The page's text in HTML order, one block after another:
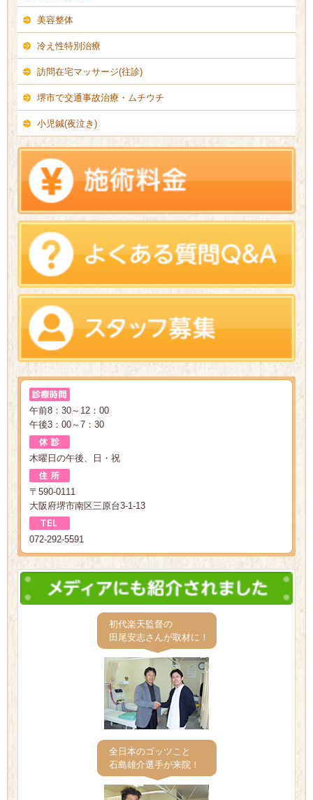
美容整体
冷え性特別治療
訪問在宅マッサージ(往診)
堺市で交通事故治療・ムチウチ
小児鍼(夜泣き)
午前8：30～12：00
午後3：00～7：30
木曜日の午後、日・祝
〒590-0111
大阪府堺市南区三原台3-1-13
072-292-5591
初代楽天監督の
田尾安志さんが取材に！
全日本のゴッツこと
石島雄介選手が来院！